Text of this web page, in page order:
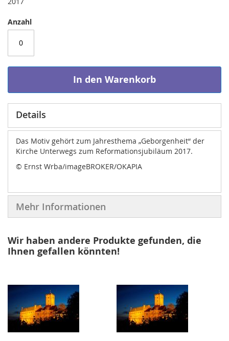
Anzahl
In den Warenkorb
Details
Das Motiv gehört zum Jahresthema „Geborgenheit“ der
Kirche Unterwegs zum Reformationsjubiläum 2017.
© Ernst Wrba/imageBROKER/OKAPIA
Mehr Informationen
Wir haben andere Produkte gefunden, die
Ihnen gefallen könnten!